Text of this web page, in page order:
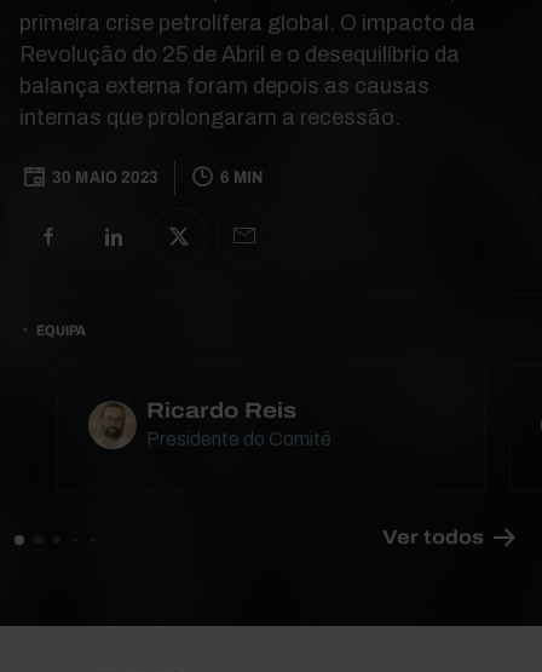
primeira crise petrolífera global. O impacto da
Revolução do 25 de Abril e o desequilíbrio da
balança externa foram depois as causas
internas que prolongaram a recessão.
30 MAIO 2023 6 MIN
EQUIPA
Ricardo Reis
Presidente do Comité
Ver todos